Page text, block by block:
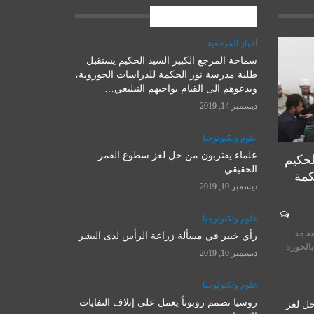
علوم وتكنولوجيا
روسيا تصمم روبوتاً يعمل على
إتلاف النفايات الإشعاعية
لغز
أخبار المرجعية
سماحة المرجع الكبير السيد الحكيم يستقبل
طلبة مدرسة نور الحكمة للدراسات الحوزوية،
ويدعوهم الى القيام بواجبهم التبليغي…
ديسمبر 14, 2019
علوم وتكنولوجيا
علماء يقتربون من حل لغز سطوع القمر
الحقيقي
ديسمبر 10, 2019
علوم وتكنولوجيا
رأي خبير في مسألة زراعة الرأس لدى البشر
ديسمبر 10, 2019
علوم وتكنولوجيا
روسيا تصمم روبوتاً يعمل على إتلاف النفايات